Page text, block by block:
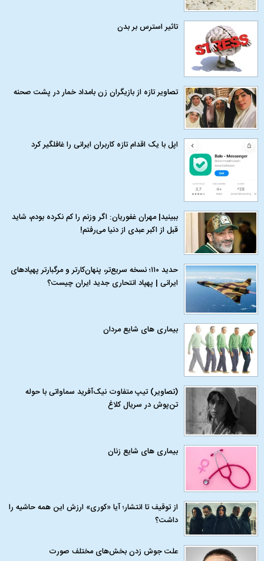
تاثیر استرس بر بدن
تصاویر تازه از بازیگران زن بامداد خمار در پشت صحنه
اپل با یک اقدام تازه کاربران ایرانی را غافلگیر کرد
ببینید| مهران غفوریان: اگر وزنم را کم نکرده بودم، شاید
قبل از اکبر عبدی از دنیا می‌رفتم!
حدید ۱۱۰؛ نسخه سریع‌تر، پنهان‌کارتر و مرگبارتر پهپادهای
ایرانی | پهپاد انتحاری جدید ایران چیست؟
بیماری‌ های شایع مردان
(تصاویر) تیپ متفاوت نیک‌آفرید سماواتی با حوله
تن‌پوش در سریال کلاغ
بیماری‌ های شایع زنان
از توقیف تا انتشار؛ آیا «کوری» ارزش این همه حاشیه را
داشت؟
علت جوش زدن بخش‌های مختلف صورت